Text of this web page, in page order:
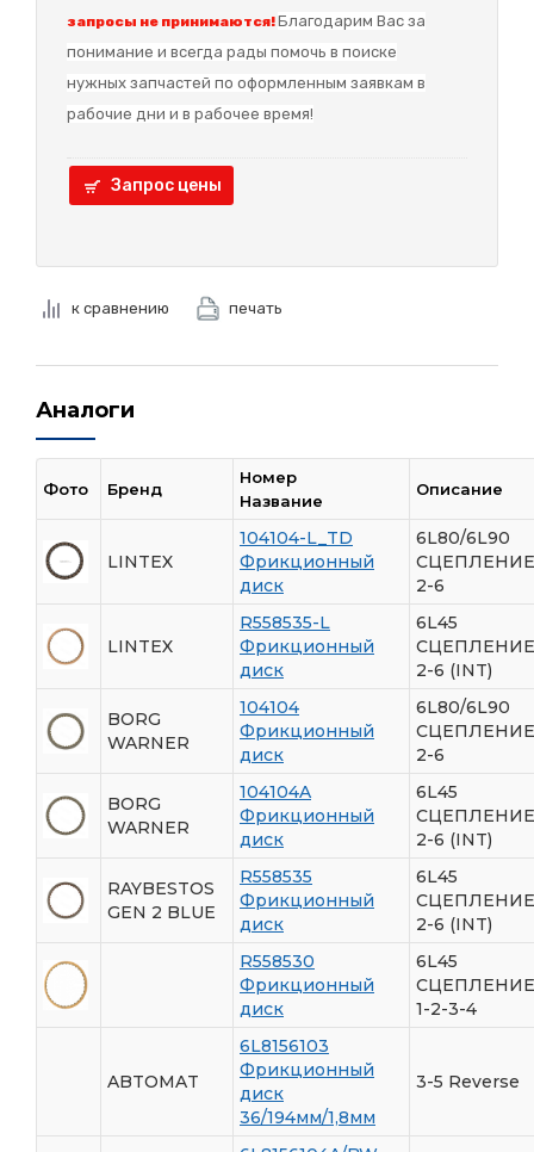
запросы не принимаются!Благодарим Вас за
понимание и всегда рады помочь в поиске
нужных запчастей по оформленным заявкам в
рабочие дни и в рабочее время!
Запрос цены
к сравнению печать
Аналоги
Фото Бренд
Номер
Название
Описание
LINTEX
104104-L_TD
Фрикционный
диск
6L80/6L90
СЦЕПЛЕНИЕ
2-6
LINTEX
R558535-L
Фрикционный
диск
6L45
СЦЕПЛЕНИЕ
2-6 (INT)
BORG
WARNER
104104
Фрикционный
диск
6L80/6L90
СЦЕПЛЕНИЕ
2-6
BORG
WARNER
104104A
Фрикционный
диск
6L45
СЦЕПЛЕНИЕ
2-6 (INT)
RAYBESTOS
GEN 2 BLUE
R558535
Фрикционный
диск
6L45
СЦЕПЛЕНИЕ
2-6 (INT)
R558530
Фрикционный
диск
6L45
СЦЕПЛЕНИЕ
1-2-3-4
ABTOMAT
6L8156103
Фрикционный
диск
36/194мм/1,8мм
3-5 Reverse